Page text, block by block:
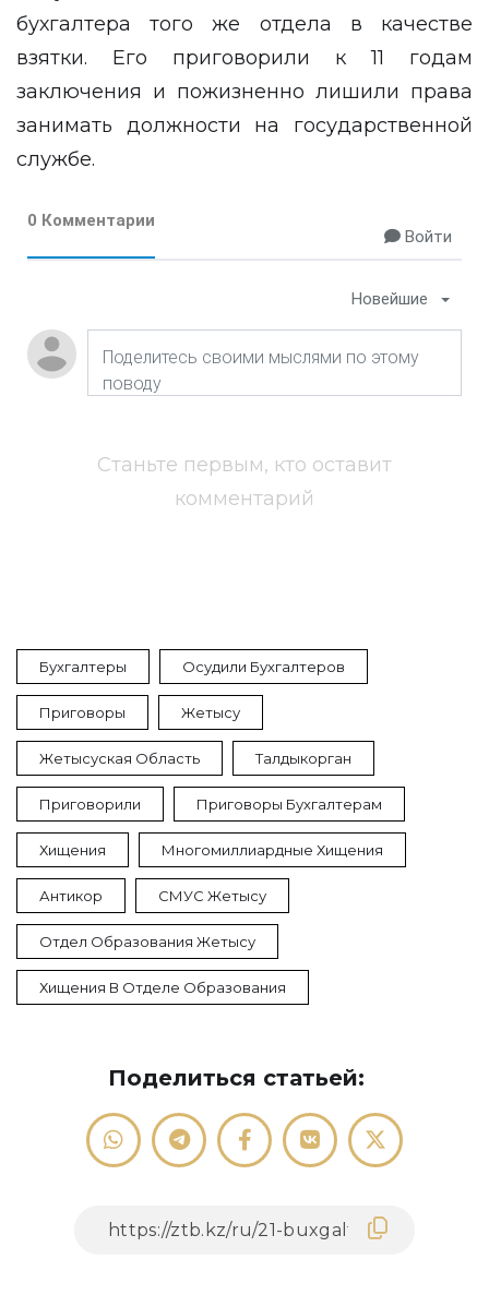
бухгалтера того же отдела в качестве
взятки. Его приговорили к 11 годам
заключения и пожизненно лишили права
занимать должности на государственной
службе.
0 Комментарии
Войти
Новейшие
Станьте первым, кто оставит
комментарий
Бухгалтеры Осудили Бухгалтеров
Приговоры Жетысу
Жетысуская Область Талдыкорган
Приговорили Приговоры Бухгалтерам
Хищения Многомиллиардные Хищения
Антикор СМУС Жетысу
Отдел Образования Жетысу
Хищения В Отделе Образования
Поделиться статьей: